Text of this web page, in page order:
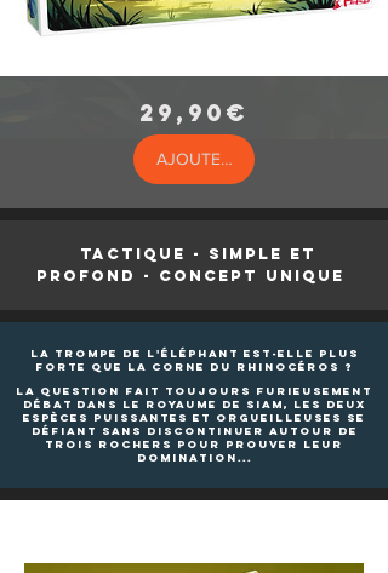
29,90€
AJOUTER AU PANIER
TACTIQUE - SIMPLE ET
PROFOND - CONCEPT UNIQUE
La trompe de l'éléphant est-elle plus
forte que la corne du rhinocéros ?
La question fait toujours furieusement
débat dans le royaume de SIAM, les deux
espèces puissantes et orgueilleuses se
défiant sans discontinuer autour de
trois rochers pour prouver leur
domination...